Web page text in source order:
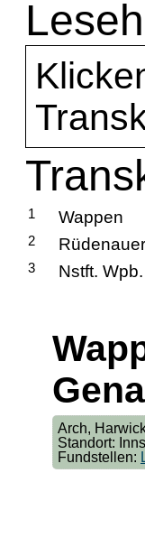
1 Wappen
2
3 Nstft.
Arch,
Standort:
Fundstellen: